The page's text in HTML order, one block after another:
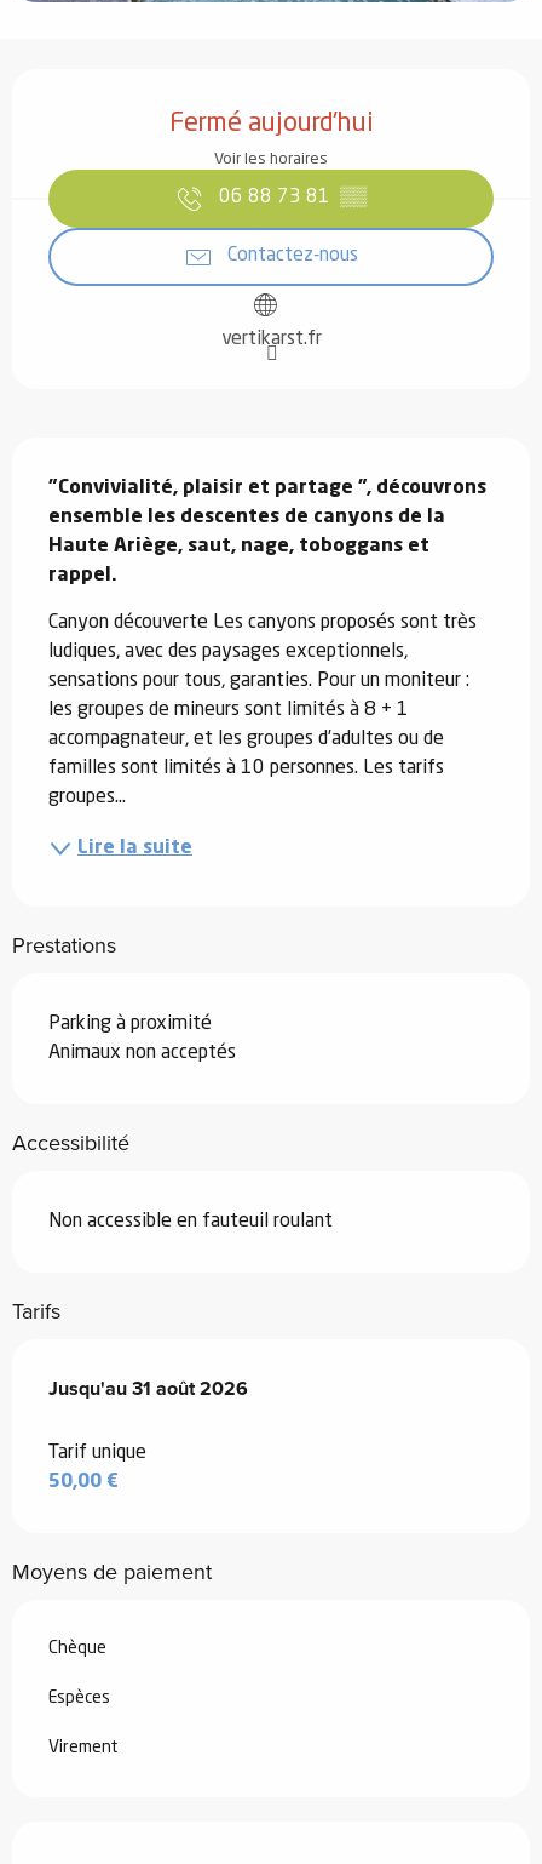
Fermé aujourd'hui
Voir les horaires
06 88 73 81 ▒▒
Contactez-nous
vertikarst.fr
"Convivialité, plaisir et partage ", découvrons
ensemble les descentes de canyons de la
Haute Ariège, saut, nage, toboggans et
rappel.
Canyon découverte Les canyons proposés sont très
ludiques, avec des paysages exceptionnels,
sensations pour tous, garanties. Pour un moniteur :
les groupes de mineurs sont limités à 8 + 1
accompagnateur, et les groupes d’adultes ou de
familles sont limités à 10 personnes. Les tarifs
groupes...
Lire la suite
Prestations
Parking à proximité
Animaux non acceptés
Accessibilité
Non accessible en fauteuil roulant
Tarifs
Du1 juillet 2026au31 août 2026
Jusqu'au31 août 2026
Tarif unique
50,00 €
Moyens de paiement
Chèque
Espèces
Virement